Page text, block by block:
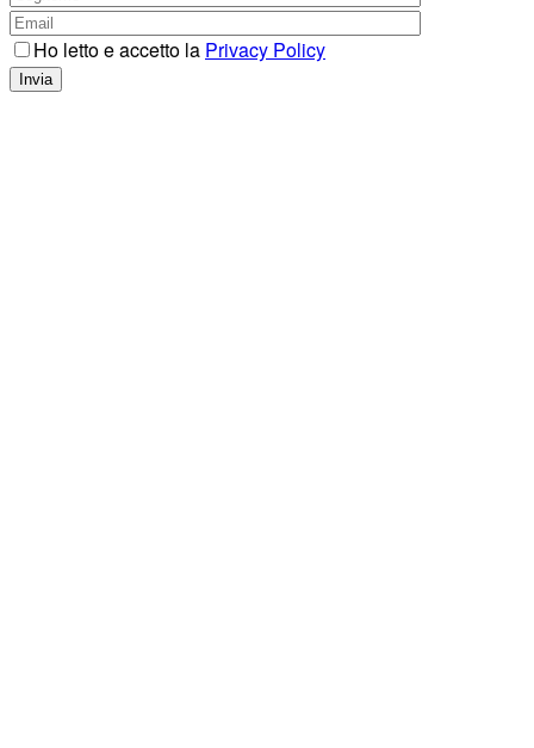
Ho letto e accetto la Privacy Policy